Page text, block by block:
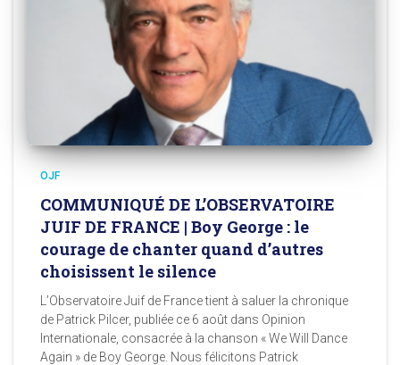
OJF
COMMUNIQUÉ DE L’OBSERVATOIRE
JUIF DE FRANCE | Boy George : le
courage de chanter quand d’autres
choisissent le silence
L’Observatoire Juif de France tient à saluer la chronique
de Patrick Pilcer, publiée ce 6 août dans Opinion
Internationale, consacrée à la chanson « We Will Dance
Again » de Boy George. Nous félicitons Patrick